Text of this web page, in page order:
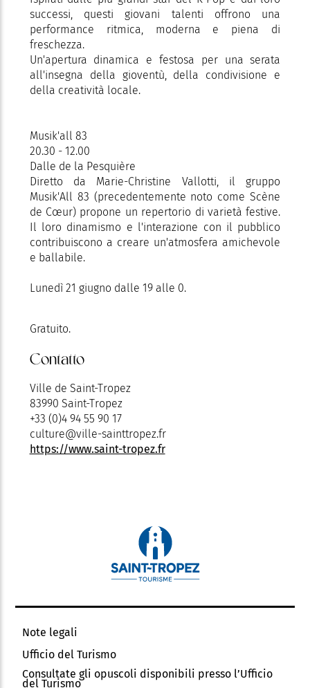
successi, questi giovani talenti offrono una
performance ritmica, moderna e piena di
freschezza.
Un'apertura dinamica e festosa per una serata
all'insegna della gioventù, della condivisione e
della creatività locale.
Musik'all 83
20.30 - 12.00
Dalle de la Pesquière
Diretto da Marie-Christine Vallotti, il gruppo
Musik'All 83 (precedentemente noto come Scène
de Cœur) propone un repertorio di varietà festive.
Il loro dinamismo e l'interazione con il pubblico
contribuiscono a creare un'atmosfera amichevole
e ballabile.
Lunedì 21 giugno dalle 19 alle 0.
Gratuito.
Contatto
Ville de Saint-Tropez
83990 Saint-Tropez
+33 (0)4 94 55 90 17
culture@ville-sainttropez.fr
https://www.saint-tropez.fr
Note legali
Ufficio del Turismo
Consultate gli opuscoli disponibili presso l’Ufficio
del Turismo